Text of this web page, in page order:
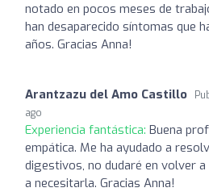
notado en pocos meses de
han desaparecido síntomas que
años. Gracias Anna!
Arantzazu del Amo Castillo
ago
Experiencia fantástica: Buena
empática. Me ha ayudado a
digestivos, no dudaré en volver
a necesitarla. Gracias Anna!